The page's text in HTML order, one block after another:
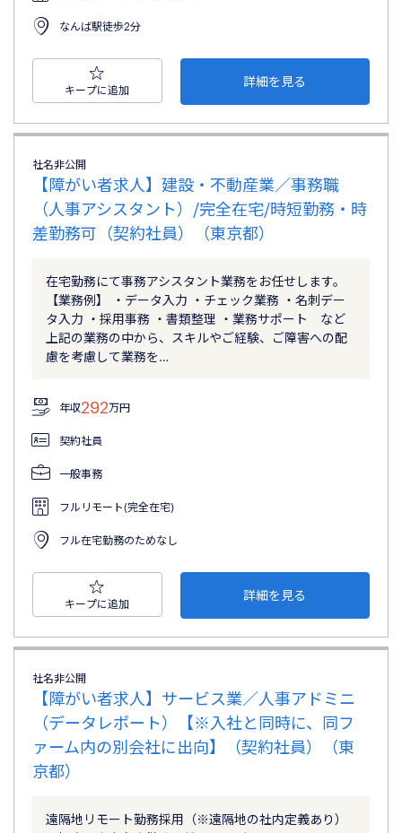
なんば駅徒歩2分
キープに追加
詳細を見る
社名非公開
【障がい者求人】建設・不動産業／事務職
（人事アシスタント）/完全在宅/時短勤務・時
差勤務可（契約社員）（東京都）
在宅勤務にて事務アシスタント業務をお任せします。
【業務例】 ・データ入力 ・チェック業務 ・名刺デー
タ入力 ・採用事務 ・書類整理 ・業務サポート など
上記の業務の中から、スキルやご経験、ご障害への配
慮を考慮して業務を…
年収292万円
契約社員
一般事務
フルリモート(完全在宅)
フル在宅勤務のためなし
キープに追加
詳細を見る
社名非公開
【障がい者求人】サービス業／人事アドミニ
（データレポート）【※入社と同時に、同フ
ァーム内の別会社に出向】（契約社員）（東
京都）
遠隔地リモート勤務採用（※遠隔地の社内定義あり）